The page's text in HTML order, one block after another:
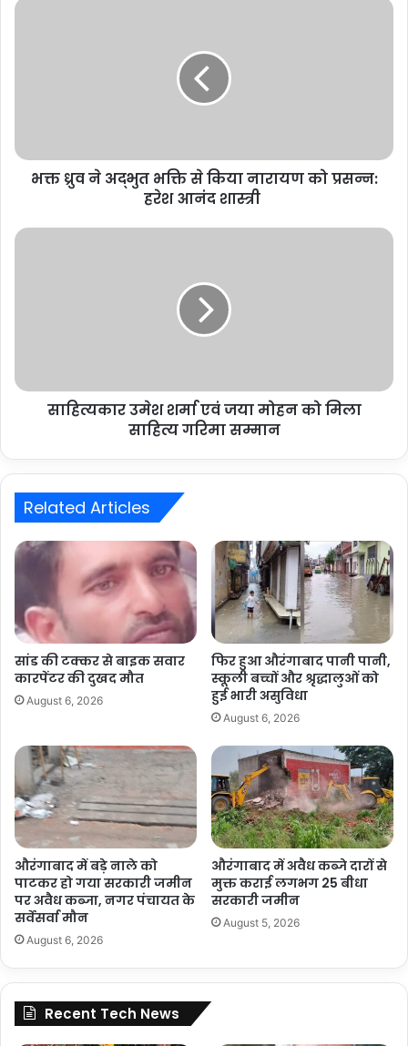
भक्त ध्रुव ने अद्भुत भक्ति से किया नारायण को प्रसन्न:
हरेश आनंद शास्त्री
साहित्यकार उमेश शर्मा एवं जया मोहन को मिला
साहित्य गरिमा सम्मान
Related Articles
सांड की टक्कर से बाइक सवार
कारपेंटर की दुखद मौत
August 6, 2026
फिर हुआ औरंगाबाद पानी पानी,
स्कूली बच्चों और श्रृद्धालुओं को
हुई भारी असुविधा
August 6, 2026
औरंगाबाद में बड़े नाले को
पाटकर हो गया सरकारी जमीन
पर अवैध कब्जा, नगर पंचायत के
सर्वेसर्वा मौन
August 6, 2026
औरंगाबाद में अवैध कब्जे दारों से
मुक्त कराई लगभग 25 बीधा
सरकारी जमीन
August 5, 2026
Recent Tech News